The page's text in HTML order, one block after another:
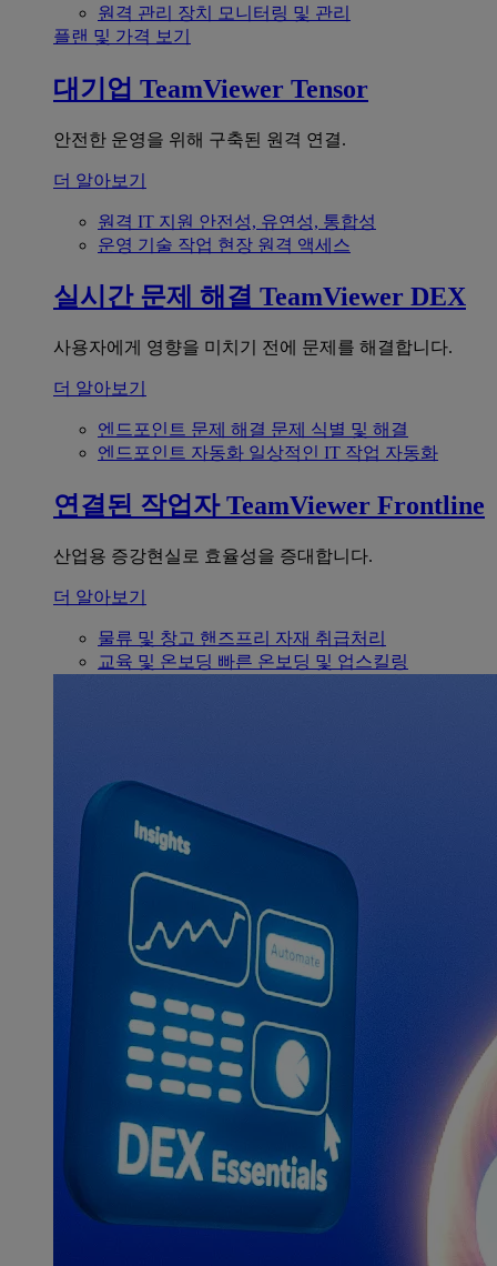
원격 관리 장치 모니터링 및 관리
플랜 및 가격 보기
대기업 TeamViewer Tensor
안전한 운영을 위해 구축된 원격 연결.
더 알아보기
원격 IT 지원 안전성, 유연성, 통합성
운영 기술 작업 현장 원격 액세스
실시간 문제 해결 TeamViewer DEX
사용자에게 영향을 미치기 전에 문제를 해결합니다.
더 알아보기
엔드포인트 문제 해결 문제 식별 및 해결
엔드포인트 자동화 일상적인 IT 작업 자동화
연결된 작업자 TeamViewer Frontline
산업용 증강현실로 효율성을 증대합니다.
더 알아보기
물류 및 창고 핸즈프리 자재 취급처리
교육 및 온보딩 빠른 온보딩 및 업스킬링